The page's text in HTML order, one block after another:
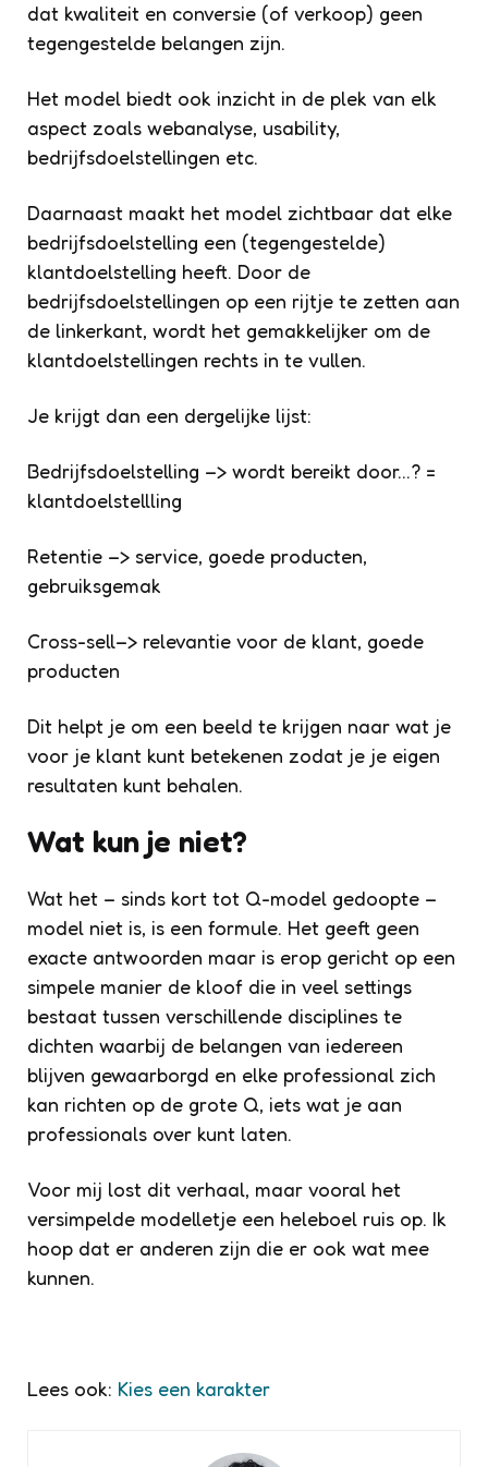
dat kwaliteit en conversie (of verkoop) geen
tegengestelde belangen zijn.
Het model biedt ook inzicht in de plek van elk
aspect zoals webanalyse, usability,
bedrijfsdoelstellingen etc.
Daarnaast maakt het model zichtbaar dat elke
bedrijfsdoelstelling een (tegengestelde)
klantdoelstelling heeft. Door de
bedrijfsdoelstellingen op een rijtje te zetten aan
de linkerkant, wordt het gemakkelijker om de
klantdoelstellingen rechts in te vullen.
Je krijgt dan een dergelijke lijst:
Bedrijfsdoelstelling –> wordt bereikt door…? =
klantdoelstellling
Retentie –> service, goede producten,
gebruiksgemak
Cross-sell–> relevantie voor de klant, goede
producten
Dit helpt je om een beeld te krijgen naar wat je
voor je klant kunt betekenen zodat je je eigen
resultaten kunt behalen.
Wat kun je niet?
Wat het – sinds kort tot Q-model gedoopte –
model niet is, is een formule. Het geeft geen
exacte antwoorden maar is erop gericht op een
simpele manier de kloof die in veel settings
bestaat tussen verschillende disciplines te
dichten waarbij de belangen van iedereen
blijven gewaarborgd en elke professional zich
kan richten op de grote Q, iets wat je aan
professionals over kunt laten.
Voor mij lost dit verhaal, maar vooral het
versimpelde modelletje een heleboel ruis op. Ik
hoop dat er anderen zijn die er ook wat mee
kunnen.
Lees ook: Kies een karakter